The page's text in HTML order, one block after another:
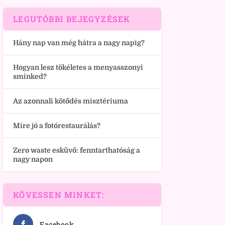
LEGUTÓBBI BEJEGYZÉSEK
Hány nap van még hátra a nagy napig?
Hogyan lesz tökéletes a menyasszonyi
sminked?
Az azonnali kötődés misztériuma
Mire jó a fotórestaurálás?
Zero waste esküvő: fenntarthatóság a
nagy napon
KÖVESSEN MINKET: